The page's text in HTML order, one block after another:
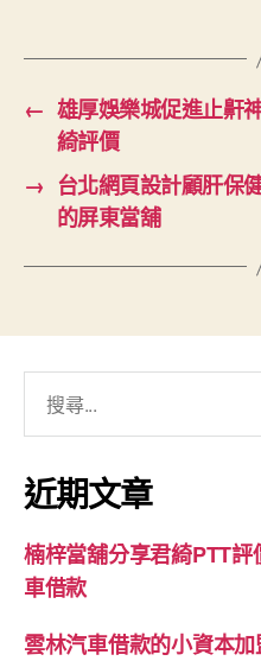
← 雄厚娛樂城促進止鼾
綺評價
→ 台北網頁設計顧肝保
的屏東當舖
關
鍵
字:
近期文章
楠梓當舖分享君綺PTT
車借款
雲林汽車借款的小資本